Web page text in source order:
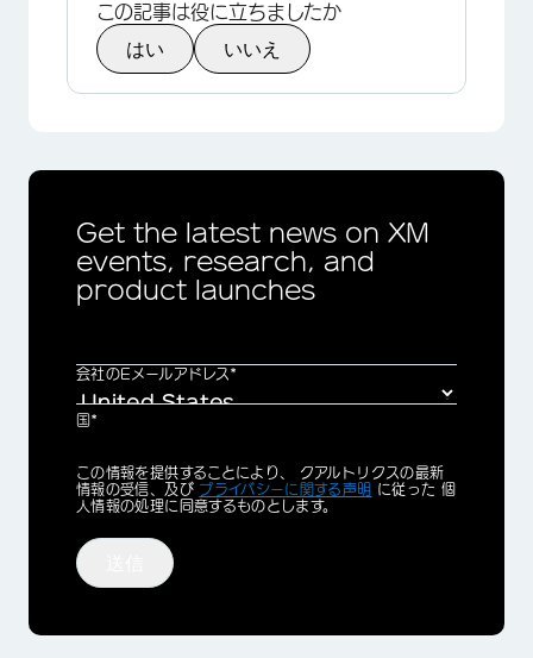
この記事は役に立ちましたか
はい いいえ
Get the latest news on XM
events, research, and
product launches
会社のEメールアドレス*
国*
Privacy
Optin
この情報を提供することにより、 クアルトリクスの最新
情報の受信、及び プライバシーに関する声明 に従った 個
人情報の処理に同意するものとします。